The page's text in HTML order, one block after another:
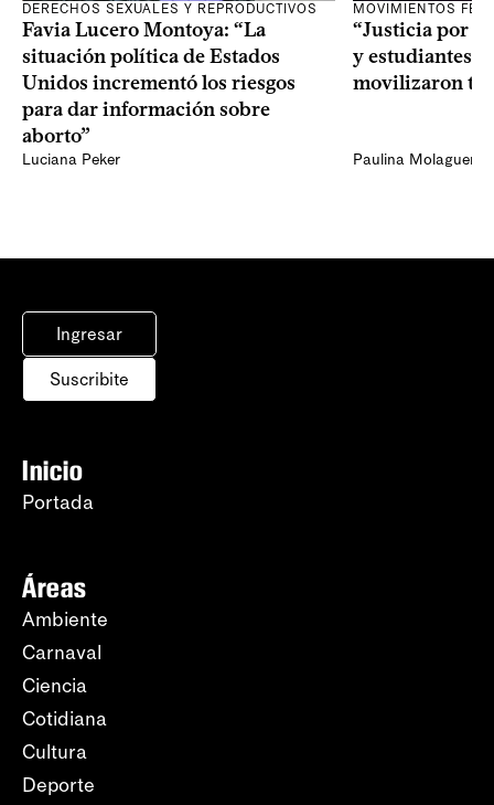
DERECHOS SEXUALES Y REPRODUCTIVOS
Favia Lucero Montoya: “La
situación política de Estados
Unidos incrementó los riesgos
para dar información sobre
aborto”
Luciana Peker
MOVIMIENTOS
“Justicia por
y estudiantes
movilizaron
Paulina Molaguero
Ingresar
Suscribite
Inicio
Portada
Áreas
Ambiente
Carnaval
Ciencia
Cotidiana
Cultura
Deporte